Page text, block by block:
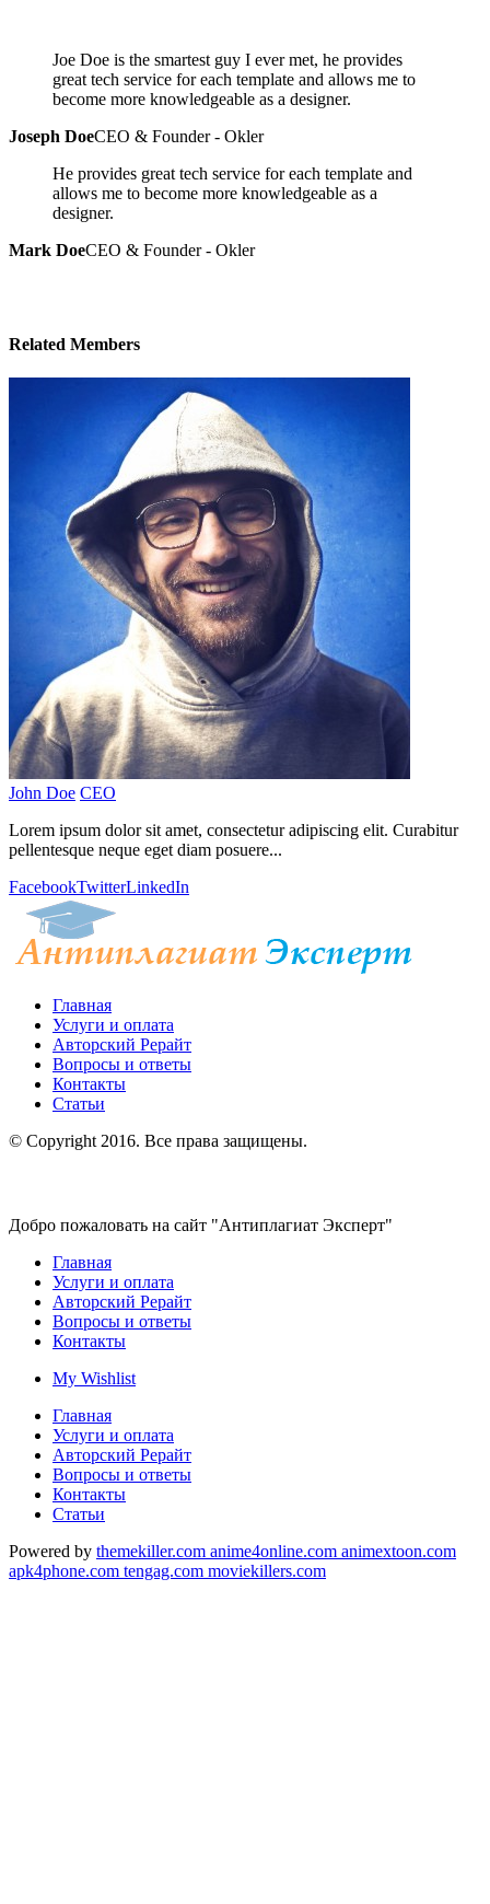
Joe Doe is the smartest guy I ever met, he provides
great tech service for each template and allows me to
become more knowledgeable as a designer.
Joseph DoeCEO & Founder - Okler
He provides great tech service for each template and
allows me to become more knowledgeable as a
designer.
Mark DoeCEO & Founder - Okler
Related Members
John Doe CEO
Lorem ipsum dolor sit amet, consectetur adipiscing elit. Curabitur
pellentesque neque eget diam posuere...
FacebookTwitterLinkedIn
Главная
Услуги и оплата
Авторский Рерайт
Вопросы и ответы
Контакты
Статьи
© Copyright 2016. Все права защищены.
Добро пожаловать на сайт "Антиплагиат Эксперт"
Главная
Услуги и оплата
Авторский Рерайт
Вопросы и ответы
Контакты
My Wishlist
Главная
Услуги и оплата
Авторский Рерайт
Вопросы и ответы
Контакты
Статьи
Powered by themekiller.com anime4online.com animextoon.com
apk4phone.com tengag.com moviekillers.com